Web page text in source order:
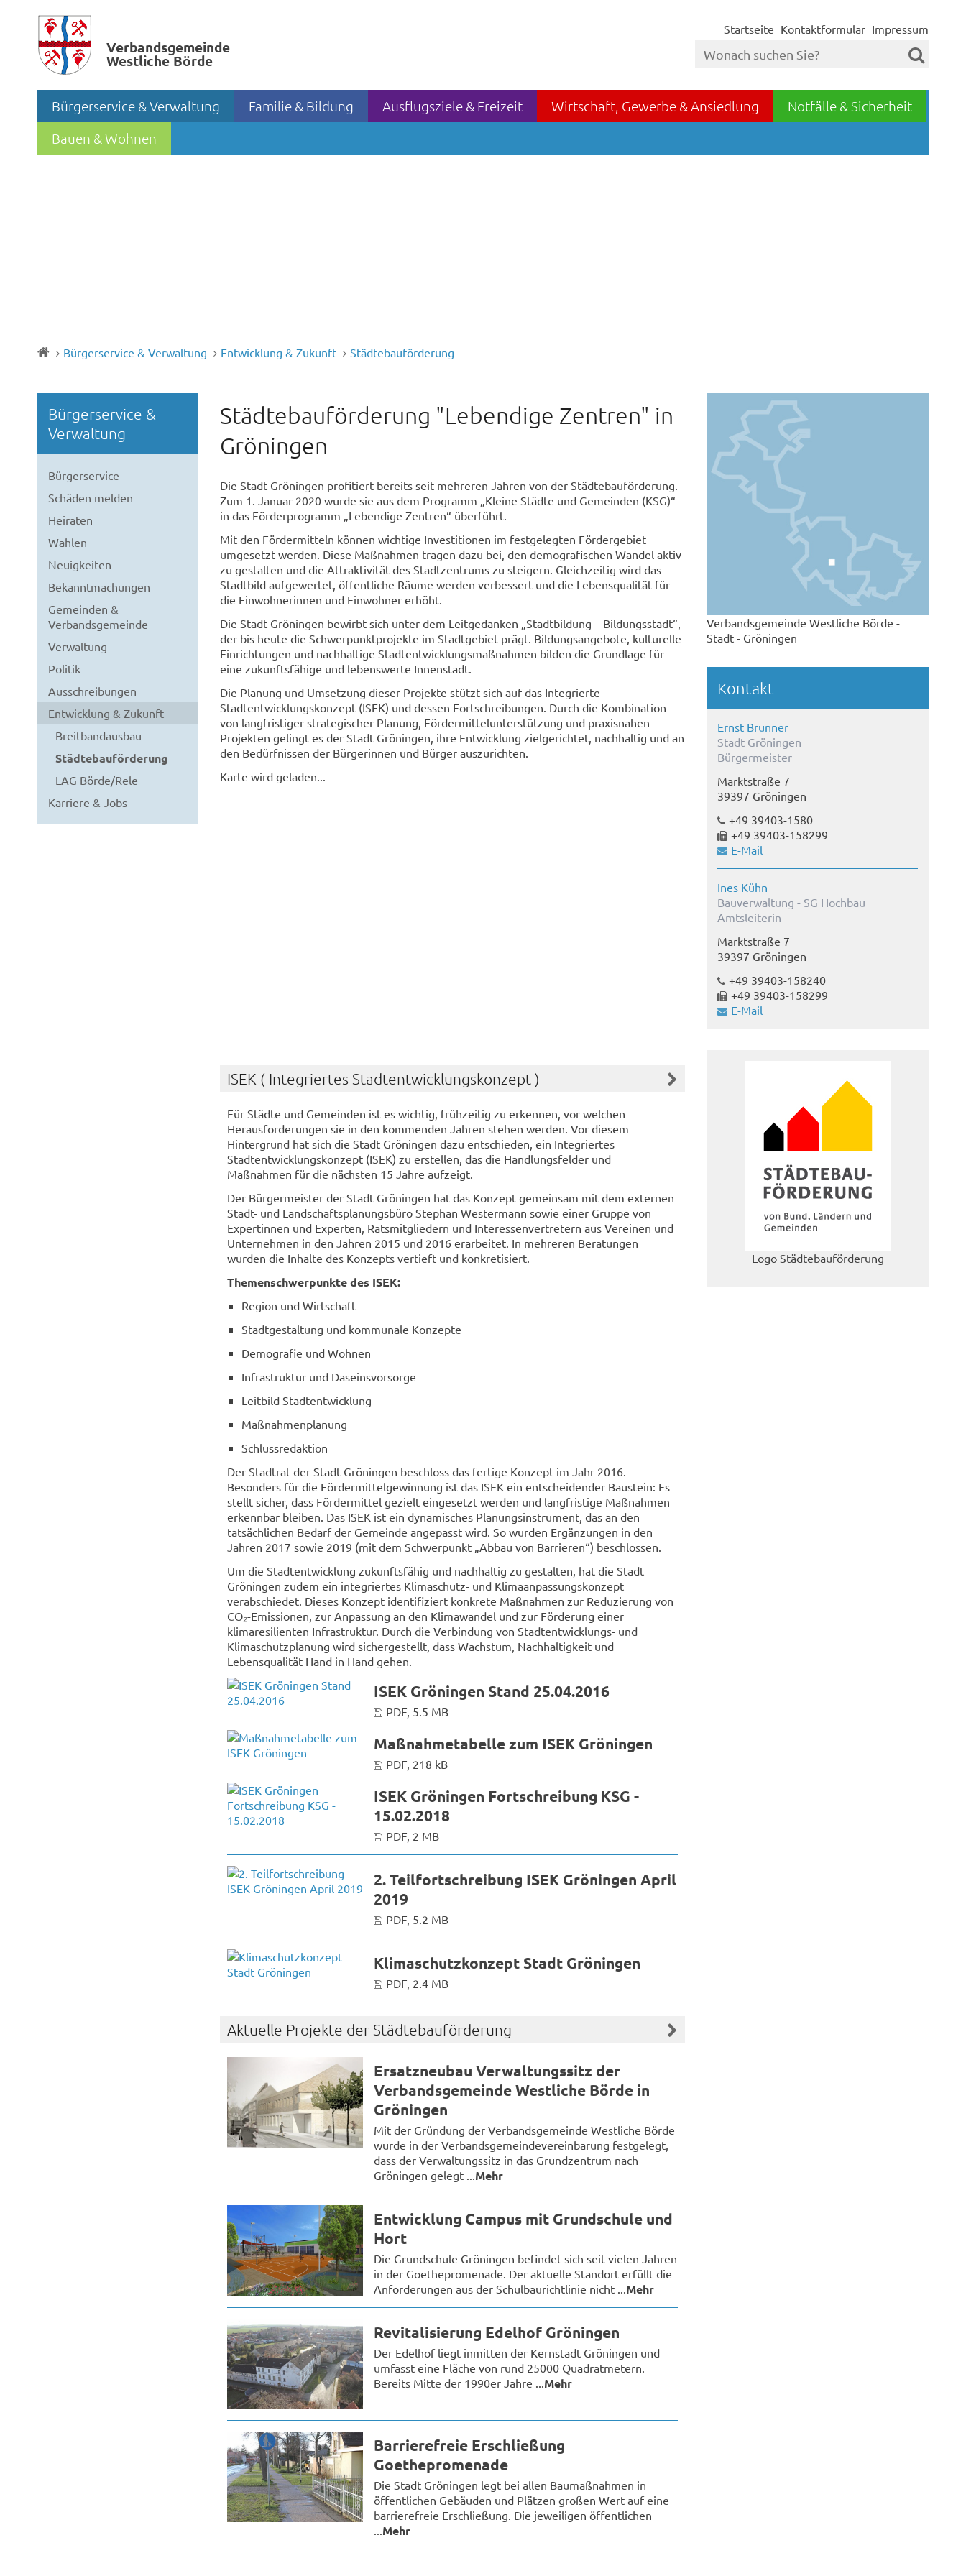
Verbands­gemeinde
Westliche Börde
Startseite Kontaktformular Impressum
Bürgerservice & Verwaltung Familie & Bildung Ausflugsziele & Freizeit Wirtschaft, Gewerbe & Ansiedlung
Notfälle & Sicherheit
Bauen & Wohnen
Bürgerservice & Verwaltung Entwicklung & Zukunft Städtebauförderung
Bürgerservice &
Verwaltung
Bürgerservice
Schäden melden
Heiraten
Wahlen
Neuigkeiten
Bekanntmachungen
Gemeinden &
Verbandsgemeinde
Verwaltung
Politik
Ausschreibungen
Entwicklung & Zukunft
Breitbandausbau
Städtebauförderung
LAG Börde/Rele
Karriere & Jobs
Städtebauförderung "Lebendige Zentren" in
Gröningen
Die Stadt Gröningen profitiert bereits seit mehreren Jahren von der Städtebauförderung.
Zum 1. Januar 2020 wurde sie aus dem Programm „Kleine Städte und Gemeinden (KSG)“
in das Förderprogramm „Lebendige Zentren“ überführt.
Mit den Fördermitteln können wichtige Investitionen im festgelegten Fördergebiet
umgesetzt werden. Diese Maßnahmen tragen dazu bei, den demografischen Wandel aktiv
zu gestalten und die Attraktivität des Stadtzentrums zu steigern. Gleichzeitig wird das
Stadtbild aufgewertet, öffentliche Räume werden verbessert und die Lebensqualität für
die Einwohnerinnen und Einwohner erhöht.
Die Stadt Gröningen bewirbt sich unter dem Leitgedanken „Stadtbildung – Bildungsstadt“,
der bis heute die Schwerpunktprojekte im Stadtgebiet prägt. Bildungsangebote, kulturelle
Einrichtungen und nachhaltige Stadtentwicklungsmaßnahmen bilden die Grundlage für
eine zukunftsfähige und lebenswerte Innenstadt.
Die Planung und Umsetzung dieser Projekte stützt sich auf das Integrierte
Stadtentwicklungskonzept (ISEK) und dessen Fortschreibungen. Durch die Kombination
von langfristiger strategischer Planung, Fördermittelunterstützung und praxisnahen
Projekten gelingt es der Stadt Gröningen, ihre Entwicklung zielgerichtet, nachhaltig und an
den Bedürfnissen der Bürgerinnen und Bürger auszurichten.
Karte wird geladen...
ISEK ( Integriertes Stadtentwicklungskonzept )
Für Städte und Gemeinden ist es wichtig, frühzeitig zu erkennen, vor welchen
Herausforderungen sie in den kommenden Jahren stehen werden. Vor diesem
Hintergrund hat sich die Stadt Gröningen dazu entschieden, ein Integriertes
Stadtentwicklungskonzept (ISEK) zu erstellen, das die Handlungsfelder und
Maßnahmen für die nächsten 15 Jahre aufzeigt.
Der Bürgermeister der Stadt Gröningen hat das Konzept gemeinsam mit dem externen
Stadt- und Landschaftsplanungsbüro Stephan Westermann sowie einer Gruppe von
Expertinnen und Experten, Ratsmitgliedern und Interessenvertretern aus Vereinen und
Unternehmen in den Jahren 2015 und 2016 erarbeitet. In mehreren Beratungen
wurden die Inhalte des Konzepts vertieft und konkretisiert.
Themenschwerpunkte des ISEK:
Region und Wirtschaft
Stadtgestaltung und kommunale Konzepte
Demografie und Wohnen
Infrastruktur und Daseinsvorsorge
Leitbild Stadtentwicklung
Maßnahmenplanung
Schlussredaktion
Der Stadtrat der Stadt Gröningen beschloss das fertige Konzept im Jahr 2016.
Besonders für die Fördermittelgewinnung ist das ISEK ein entscheidender Baustein: Es
stellt sicher, dass Fördermittel gezielt eingesetzt werden und langfristige Maßnahmen
erkennbar bleiben. Das ISEK ist ein dynamisches Planungsinstrument, das an den
tatsächlichen Bedarf der Gemeinde angepasst wird. So wurden Ergänzungen in den
Jahren 2017 sowie 2019 (mit dem Schwerpunkt „Abbau von Barrieren“) beschlossen.
Um die Stadtentwicklung zukunftsfähig und nachhaltig zu gestalten, hat die Stadt
Gröningen zudem ein integriertes Klimaschutz- und Klimaanpassungskonzept
verabschiedet. Dieses Konzept identifiziert konkrete Maßnahmen zur Reduzierung von
CO₂-Emissionen, zur Anpassung an den Klimawandel und zur Förderung einer
klimaresilienten Infrastruktur. Durch die Verbindung von Stadtentwicklungs- und
Klimaschutzplanung wird sichergestellt, dass Wachstum, Nachhaltigkeit und
Lebensqualität Hand in Hand gehen.
ISEK Gröningen Stand 25.04.2016
PDF, 5.5 MB
Maßnahmetabelle zum ISEK Gröningen
PDF, 218 kB
ISEK Gröningen Fortschreibung KSG -
15.02.2018
PDF, 2 MB
2. Teilfortschreibung ISEK Gröningen April
2019
PDF, 5.2 MB
Klimaschutzkonzept Stadt Gröningen
PDF, 2.4 MB
Aktuelle Projekte der Städtebauförderung
Ersatzneubau Verwaltungssitz der
Verbandsgemeinde Westliche Börde in
Gröningen
Mit der Gründung der Verbandsgemeinde Westliche Börde
wurde in der Verbandsgemeindevereinbarung festgelegt,
dass der Verwaltungssitz in das Grundzentrum nach
Gröningen gelegt ...Mehr
Entwicklung Campus mit Grundschule und
Hort
Die Grundschule Gröningen befindet sich seit vielen Jahren
in der Goethepromenade. Der aktuelle Standort erfüllt die
Anforderungen aus der Schulbaurichtlinie nicht ...Mehr
Revitalisierung Edelhof Gröningen
Der Edelhof liegt inmitten der Kernstadt Gröningen und
umfasst eine Fläche von rund 25000 Quadratmetern.
Bereits Mitte der 1990er Jahre ...Mehr
Barrierefreie Erschließung
Goethepromenade
Die Stadt Gröningen legt bei allen Baumaßnahmen in
öffentlichen Gebäuden und Plätzen großen Wert auf eine
barrierefreie Erschließung. Die jeweiligen öffentlichen
...Mehr
Verbandsgemeinde Westliche Börde -
Stadt - Gröningen
Kontakt
Ernst Brunner
Stadt Gröningen
Bürgermeister
Marktstraße 7
39397 Gröningen
+49 39403-1580
+49 39403-158299
E-Mail
Ines Kühn
Bauverwaltung - SG Hochbau
Amtsleiterin
Marktstraße 7
39397 Gröningen
+49 39403-158240
+49 39403-158299
E-Mail
Logo Städtebauförderung